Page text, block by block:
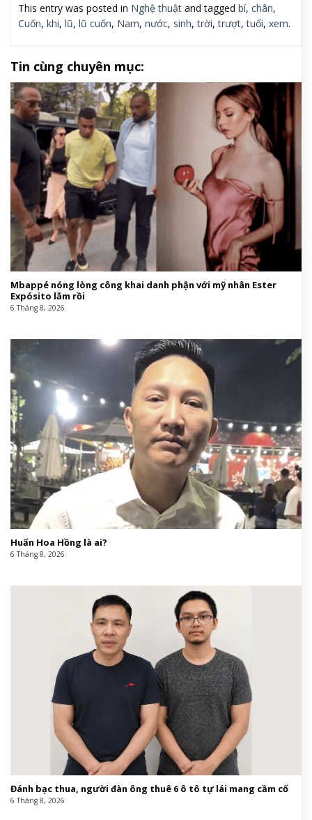
This entry was posted in Nghệ thuật and tagged bí, chân,
Cuốn, khi, lũ, lũ cuốn, Nam, nước, sinh,trời,trượt,tuổi, xem.
Tin cùng chuyên mục:
Mbappé nóng lòng công khai danh phận với mỹ nhân Ester
Expósito lắm rồi
6 Tháng 8, 2026
Huấn Hoa Hồng là ai?
6 Tháng 8, 2026
Đánh bạc thua, người đàn ông thuê 6 ô tô tự lái mang cầm cố
6 Tháng 8, 2026